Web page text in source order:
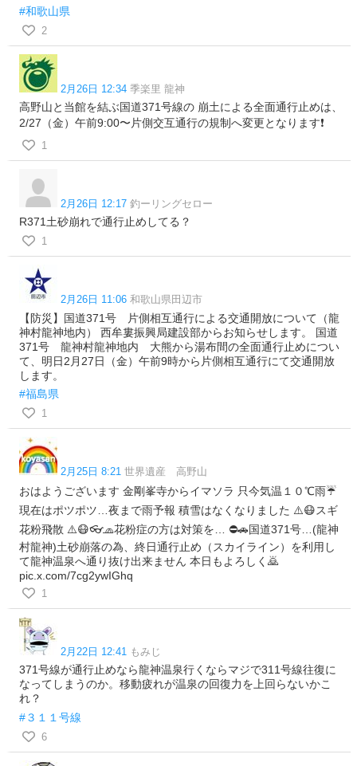
#和歌山県
2
2月26日 12:34 季楽里 龍神
高野山と当館を結ぶ国道371号線の 崩土による全面通行止めは、
2/27（金）午前9:00〜片側交互通行の規制へ変更となります❗️
1
2月26日 12:17 釣ーリングセロー
R371土砂崩れで通行止めしてる？
1
2月26日 11:06 和歌山県田辺市
【防災】国道371号 片側相互通行による交通開放について（龍
神村龍神地内） 西牟婁振興局建設部からお知らせします。 国道
371号 龍神村龍神地内 大熊から湯布間の全面通行止めについ
て、明日2月27日（金）午前9時から片側相互通行にて交通開放
します。
#福島県
1
2月25日 8:21 世界遺産 高野山
おはようございます 金剛峯寺からイマソラ 只今気温１０℃雨☔
現在はポツポツ…夜まで雨予報 積雪はなくなりました ⚠️😷スギ
花粉飛散 ⚠️😷👓🧢花粉症の方は対策を… ⛔🚗国道371号…(龍神
村龍神)土砂崩落の為、終日通行止め（スカイライン）を利用し
て龍神温泉へ通り抜け出来ません 本日もよろしく🙇
pic.x.com/7cg2ywIGhq
1
2月22日 12:41 もみじ
371号線が通行止めなら龍神温泉行くならマジで311号線往復に
なってしまうのか。移動疲れが温泉の回復力を上回らないかこ
れ？
#３１１号線
6